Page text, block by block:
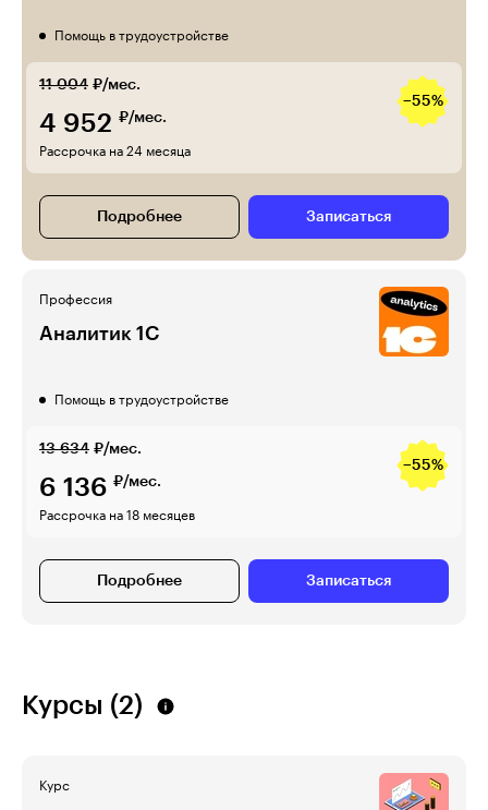
Помощь в трудоустройстве
11 004 ₽/мес.
−55%
4 952 ₽/мес.
Рассрочка на 24 месяца
Подробнее Записаться
Профессия
Аналитик 1С
Помощь в трудоустройстве
13 634 ₽/мес.
−55%
6 136 ₽/мес.
Рассрочка на 18 месяцев
Подробнее Записаться
Курсы (2)
Курс